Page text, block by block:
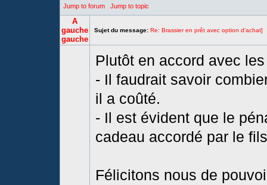
Jump to forum Jump to topic
A
gauche
gauche
Sujet du message: Re: Brassier en prêt avec option d'achat]
Plutôt en accord avec
- Il faudrait savoir
il a coûté.
- Il est évident que le
cadeau accordé par le
Félicitons nous de